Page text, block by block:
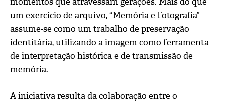
um exercício de arquivo, “Memória e Fotografia”
assume-se como um trabalho de preservação
identitária, utilizando a imagem como ferramenta
de interpretação histórica e de transmissão de
memória.
A iniciativa resulta da colaboração entre o